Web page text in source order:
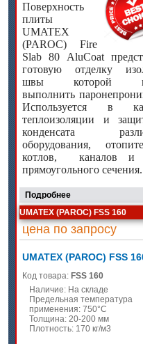
Поверхность
плиты
UMATEX
(PAROC)
Fire
Slab 80 AluCoat
готовую отделку
швы которой
выполнить
Используется в
теплоизоляции и
конденсата
оборудования,
котлов,
каналов и
прямоугольного сечения.
Подробнее
UMATEX (PAROC) FSS 160
цена по запросу
UMATEX (PAROC) FSS
Код товара: FSS 160
Наличие: На складе
Предельная температура
применения: 750°C
Толщина: 20-200 мм
Плотность: 170 кг/м3